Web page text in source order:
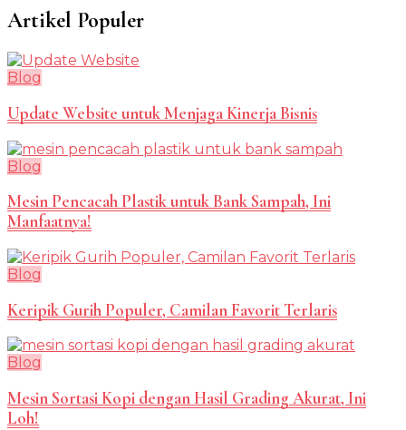
Artikel Populer
Blog
Update Website untuk Menjaga Kinerja Bisnis
Blog
Mesin Pencacah Plastik untuk Bank Sampah, Ini
Manfaatnya!
Blog
Keripik Gurih Populer, Camilan Favorit Terlaris
Blog
Mesin Sortasi Kopi dengan Hasil Grading Akurat, Ini
Loh!